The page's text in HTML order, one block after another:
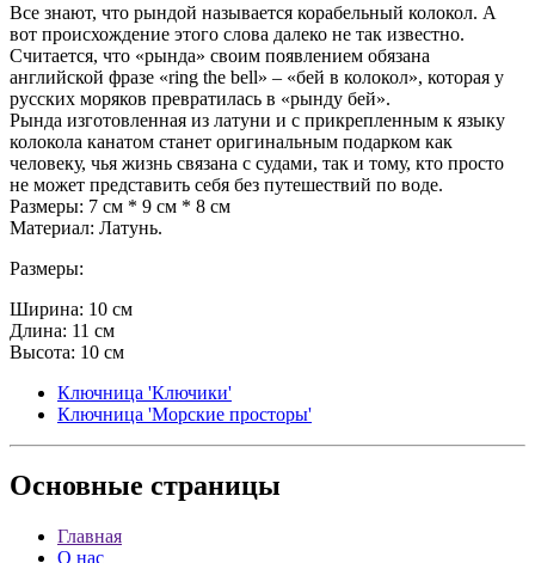
Все знают, что рындой называется корабельный колокол. А
вот происхождение этого слова далеко не так известно.
Считается, что «рында» своим появлением обязана
английской фразе «ring the bell» – «бей в колокол», которая у
русских моряков превратилась в «рынду бей».
Рында изготовленная из латуни и с прикрепленным к языку
колокола канатом станет оригинальным подарком как
человеку, чья жизнь связана с судами, так и тому, кто просто
не может представить себя без путешествий по воде.
Размеры: 7 см * 9 см * 8 см
Материал: Латунь.
Размеры:
Ширина: 10 см
Длина: 11 см
Высота: 10 см
Ключница 'Ключики'
Ключница 'Морские просторы'
Основные страницы
Главная
О нас